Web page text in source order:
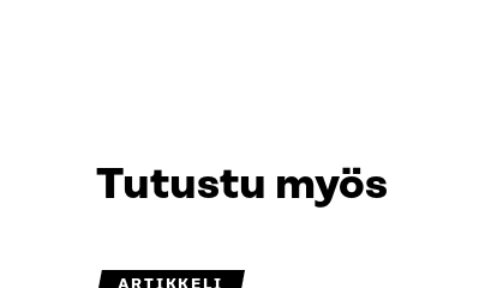
Tutustu myös
ARTIKKELI